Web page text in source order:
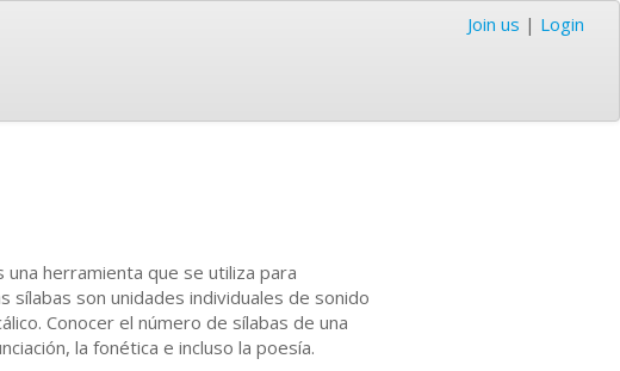
Join us | Login
herramienta que se utiliza para
sílabas son unidades individuales de sonido
Conocer el número de sílabas de una
la fonética e incluso la poesía.